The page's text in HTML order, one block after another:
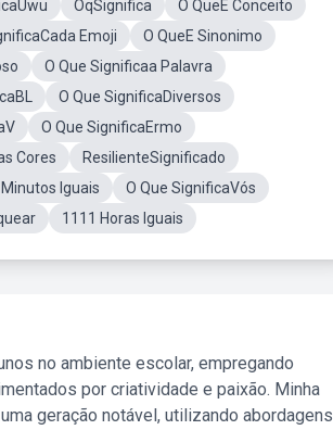
OqSignifica
O QueÉ Conceito
Emoji
O QueE Sinonimo
O Que Significaa Palavra
O Que SignificaDiversos
O Que SignificaErmo
Cores
ResilienteSignificado
Minutos Iguais
O Que SignificaVós
1111 Horas Iguais
no ambiente escolar, empregando
por criatividade e paixão. Minha
geração notável, utilizando abordagens